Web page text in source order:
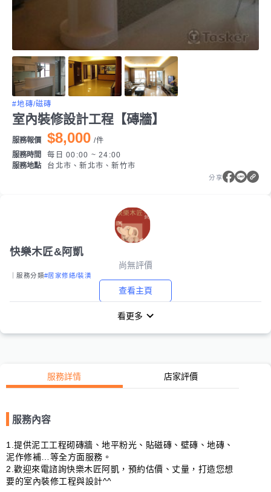
#地磚/磁磚
室內裝修設計工程【磚牆】
服務報價 $8,000 /件
服務時間
每日 00:00 ~ 24:00
服務地點
台北市、新北市、新竹市
分享
快樂木匠&阿凱
尚無評價
｜服務分類#居家修繕/裝潢
查看主頁
看更多
服務詳情 店家評價
服務內容
1.提供泥工工程砌磚牆、地平粉光、貼磁磚、壁磚、地磚、
泥作修補…等全方面服務。
2.歡迎來電諮詢快樂木匠阿凱，預約估價、丈量，打造您想
要的室內裝修工程與設計^^